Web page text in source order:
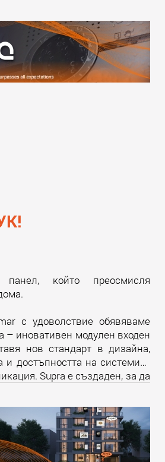
който преосмисля
с удоволствие обявяваме
– иновативен модулен входен
нов стандарт в дизайна,
и достъпността на системите
Supra е създаден, за да
и за професионалистите в